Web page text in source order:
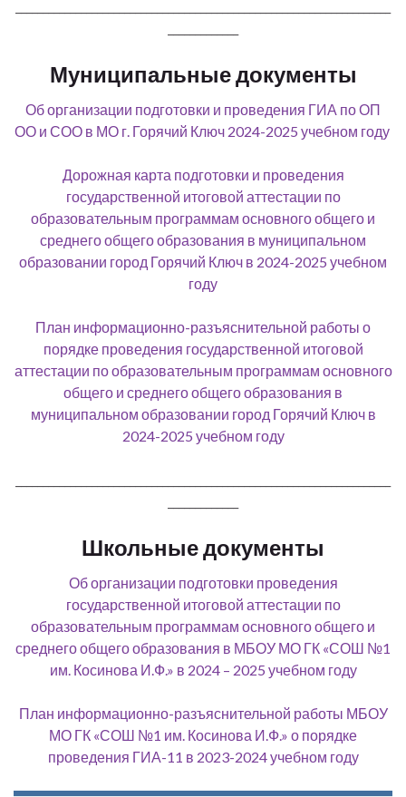
Муниципальные документы
Об организации подготовки и проведения ГИА по ОП
ОО и СОО в МО г. Горячий Ключ 2024-2025 учебном году
Дорожная карта подготовки и проведения
государственной итоговой аттестации по
образовательным программам основного общего и
среднего общего образования в муниципальном
образовании город Горячий Ключ в 2024-2025 учебном
году
План информационно-разъяснительной работы о
порядке проведения государственной итоговой
аттестации по образовательным программам основного
общего и среднего общего образования в
муниципальном образовании город Горячий Ключ в
2024-2025 учебном году
Школьные документы
Об организации подготовки проведения
государственной итоговой аттестации по
образовательным программам основного общего и
среднего общего образования в МБОУ МО ГК «СОШ №1
им. Косинова И.Ф.» в 2024 – 2025 учебном году
План информационно-разъяснительной работы МБОУ
МО ГК «СОШ №1 им. Косинова И.Ф.» о порядке
проведения ГИА-11 в 2023-2024 учебном году